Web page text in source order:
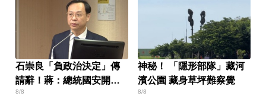
石崇良「負政治決定」傳
請辭！蔣：總統國安開了
沒？
8/8
神秘！ 「隱形部隊」藏河
濱公園 藏身草坪難察覺
8/8